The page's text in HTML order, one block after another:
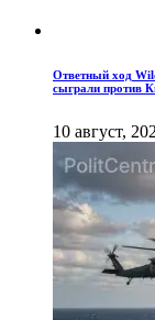
Ответный ход
сыграли против
10 август,